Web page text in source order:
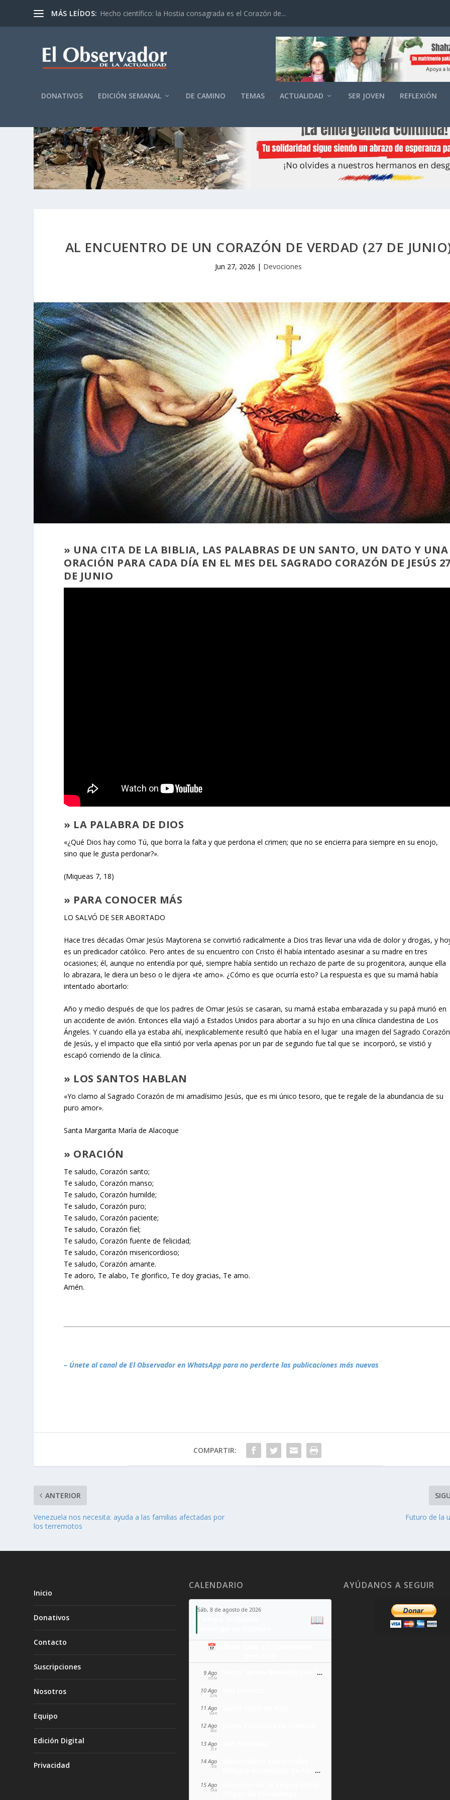
MÁS LEÍDOS: Hecho científico: la Hostia consagrada es el Corazón de...
DONATIVOS EDICIÓN SEMANAL DE CAMINO TEMAS ACTUALIDAD SER JOVEN REFLEXIÓN
AL ENCUENTRO DE UN CORAZÓN DE VERDAD (27 DE
Jun 27, 2026 | Devociones
» UNA CITA DE LA BIBLIA, LAS PALABRAS DE UN SANTO, UN DATO Y UNA
ORACIÓN PARA CADA DÍA EN EL MES DEL SAGRADO CORAZÓN DE JESÚS
DE JUNIO
» LA PALABRA DE DIOS
«¿Qué Dios hay como Tú, que borra la falta y que perdona el crimen; que no se encierra para siempre en su enojo,
sino que le gusta perdonar?».
(Miqueas 7, 18)
» PARA CONOCER MÁS
LO SALVÓ DE SER ABORTADO
Hace tres décadas Omar Jesús Maytorena se convirtió radicalmente a Dios tras llevar una vida de dolor y drogas, y
es un predicador católico. Pero antes de su encuentro con Cristo él había intentado asesinar a su madre en tres
ocasiones; él, aunque no entendía por qué, siempre había sentido un rechazo de parte de su progenitora, aunque ella
lo abrazara, le diera un beso o le dijera «te amo». ¿Cómo es que ocurría esto? La respuesta es que su mamá había
intentado abortarlo:
Año y medio después de que los padres de Omar Jesús se casaran, su mamá estaba embarazada y su papá murió en
un accidente de avión. Entonces ella viajó a Estados Unidos para abortar a su hijo en una clínica clandestina de Los
Ángeles. Y cuando ella ya estaba ahí, inexplicablemente resultó que había en el lugar una imagen del Sagrado Corazón
de Jesús, y el impacto que ella sintió por verla apenas por un par de segundo fue tal que se incorporó, se vistió y
escapó corriendo de la clínica.
» LOS SANTOS HABLAN
«Yo clamo al Sagrado Corazón de mi amadísimo Jesús, que es mi único tesoro, que te regale de la abundancia de su
puro amor».
Santa Margarita María de Alacoque
» ORACIÓN
Te saludo, Corazón santo;
Te saludo, Corazón manso;
Te saludo, Corazón humilde;
Te saludo, Corazón puro;
Te saludo, Corazón paciente;
Te saludo, Corazón fiel;
Te saludo, Corazón fuente de felicidad;
Te saludo, Corazón misericordioso;
Te saludo, Corazón amante.
Te adoro, Te alabo, Te glorifico, Te doy gracias, Te amo.
Amén.
– Únete al canal de El Observador en WhatsApp para no perderte las publicaciones más nuevas
COMPARTIR:
ANTERIOR
Venezuela nos necesita: ayuda a las familias afectadas por
los terremotos
Futuro de la
Inicio
Donativos
Contacto
Suscripciones
Nosotros
Equipo
Edición Digital
Privacidad
CALENDARIO
Sáb, 8 de agosto de 2026
📖
📅 Añade todo a tu calendario
9 Ago
DOM
Santa Teresa Benedicta de la Cruz
10 Ago
LUN
11 Ago
MAR
12 Ago
MIÉ
13 Ago
JUE
14 Ago
VIE Milagro eucarístico de Florencia
15 Ago
SÁB
AYÚDANOS A SEGUIR